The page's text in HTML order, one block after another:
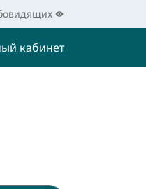
кабинет